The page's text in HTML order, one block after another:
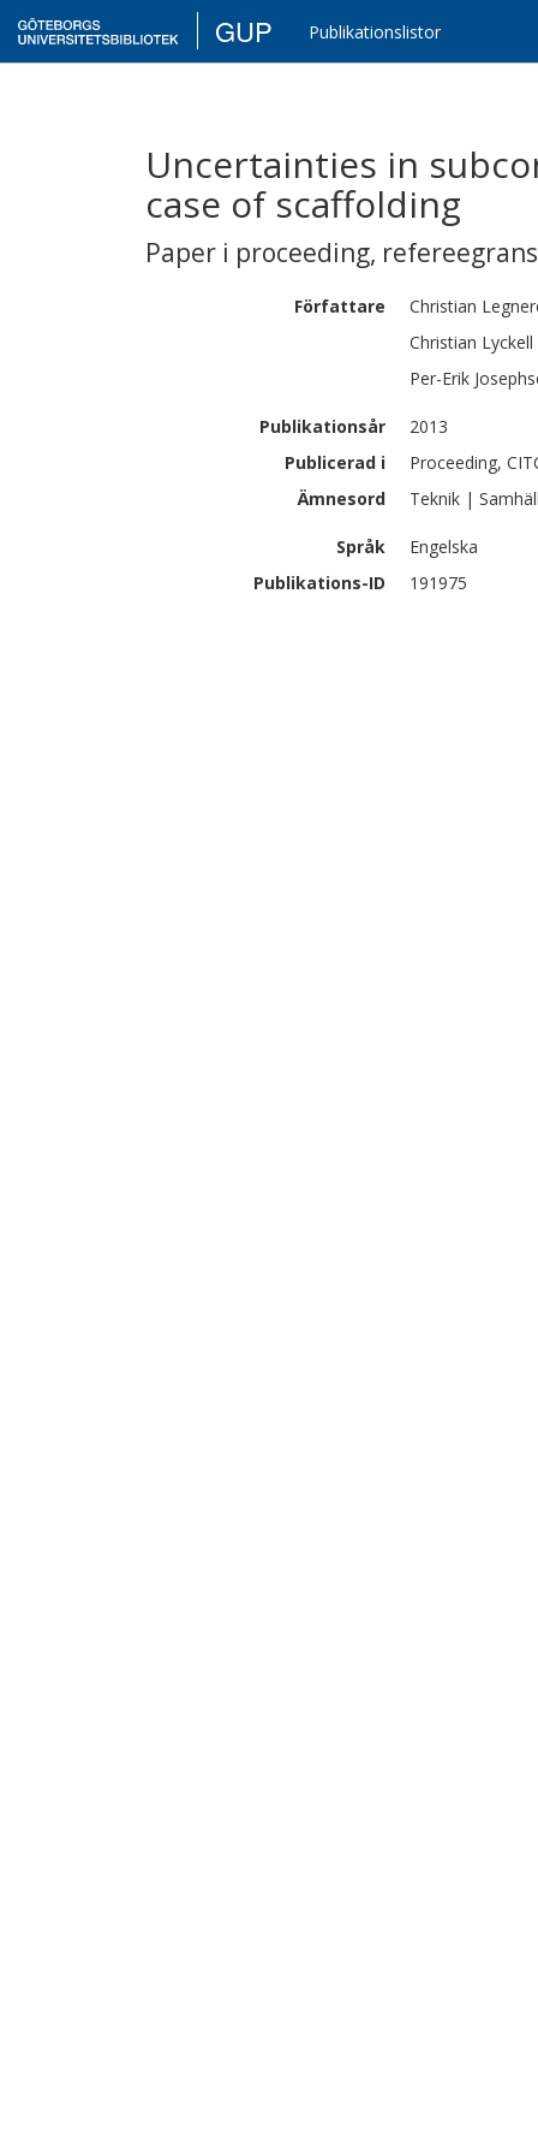
GUP Publikationslistor
Uncertainties in
case of scaffolding
Paper i proceeding,
Författare Christian
Christian Lyckell
Per-Erik
Publikationsår
2013
Publicerad i
Proceeding,
Ämnesord
Teknik |
Språk
Engelska
Publikations-ID
191975